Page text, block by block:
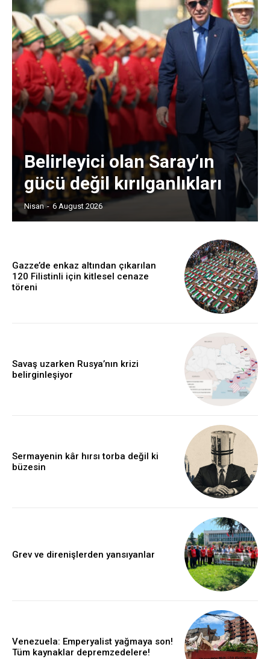
Belirleyici olan Saray’ın
gücü değil kırılganlıkları
Nisan - 6 August 2026
Gazze’de enkaz altından çıkarılan
120 Filistinli için kitlesel cenaze
töreni
Savaş uzarken Rusya’nın krizi
belirginleşiyor
Sermayenin kâr hırsı torba değil ki
büzesin
Grev ve direnişlerden yansıyanlar
Venezuela: Emperyalist yağmaya son!
Tüm kaynaklar depremzedelere!